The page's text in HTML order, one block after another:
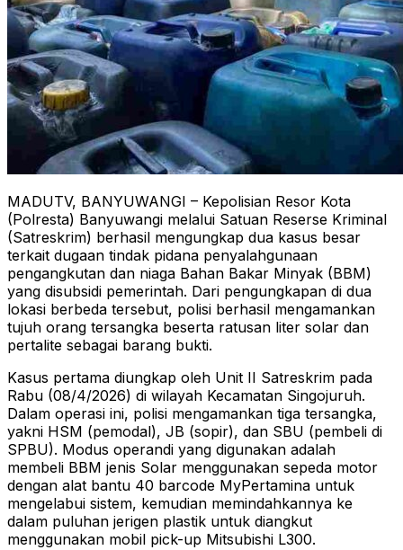
MADUTV, BANYUWANGI – Kepolisian Resor Kota
(Polresta) Banyuwangi melalui Satuan Reserse Kriminal
(Satreskrim) berhasil mengungkap dua kasus besar
terkait dugaan tindak pidana penyalahgunaan
pengangkutan dan niaga Bahan Bakar Minyak (BBM)
yang disubsidi pemerintah. Dari pengungkapan di dua
lokasi berbeda tersebut, polisi berhasil mengamankan
tujuh orang tersangka beserta ratusan liter solar dan
pertalite sebagai barang bukti.
Kasus pertama diungkap oleh Unit II Satreskrim pada
Rabu (08/4/2026) di wilayah Kecamatan Singojuruh.
Dalam operasi ini, polisi mengamankan tiga tersangka,
yakni HSM (pemodal), JB (sopir), dan SBU (pembeli di
SPBU). Modus operandi yang digunakan adalah
membeli BBM jenis Solar menggunakan sepeda motor
dengan alat bantu 40 barcode MyPertamina untuk
mengelabui sistem, kemudian memindahkannya ke
dalam puluhan jerigen plastik untuk diangkut
menggunakan mobil pick-up Mitsubishi L300.